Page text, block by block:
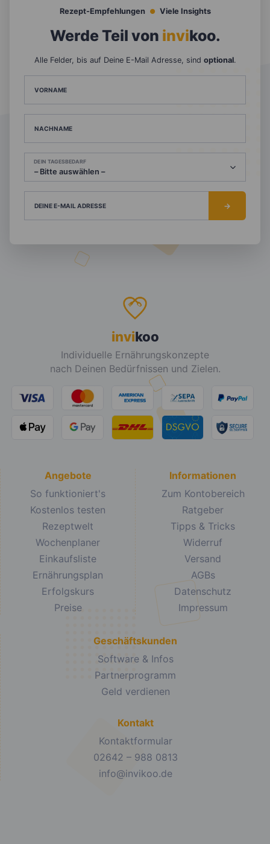
Rezept-Empfehlungen Viele Insights
Werde Teil von invikoo.
Alle Felder, bis auf Deine E-Mail Adresse, sind optional.
VORNAME
NACHNAME
DEIN TAGESBEDARF
DEINE E-MAIL ADRESSE
invikoo
Individuelle Ernährungskonzepte
nach Deinen Bedürfnissen und Zielen.
Angebote
So funktioniert's
Kostenlos testen
Rezeptwelt
Wochenplaner
Einkaufsliste
Ernährungsplan
Erfolgskurs
Preise
Informationen
Zum Kontobereich
Ratgeber
Tipps & Tricks
Widerruf
Versand
AGBs
Datenschutz
Impressum
Geschäftskunden
Software & Infos
Partnerprogramm
Geld verdienen
Kontakt
Kontaktformular
02642 – 988 0813
info@invikoo.de